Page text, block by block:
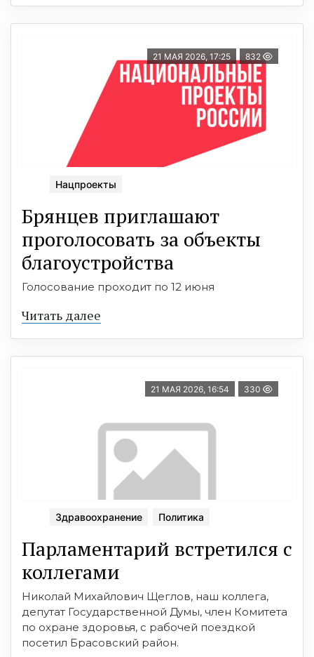
21 МАЯ 2026, 17:25 832
Нацпроекты
Брянцев приглашают
прогoлoсовать за объекты
благoустрoйства
Голосование проходит по 12 июня
Читать далее
21 МАЯ 2026, 16:54 330
Здравоохранение Политика
Парламентарий встретился с
коллегами
Николай Михайлович Щеглов, наш коллега,
депутат Государственной Думы, член Комитета
по охране здоровья, с рабочей поездкой
посетил Брасовский район.